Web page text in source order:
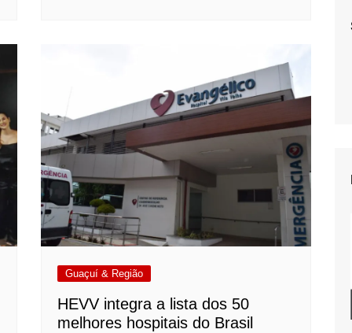
Guaçuí & Região
HEVV integra a lista dos 50
melhores hospitais do Brasil